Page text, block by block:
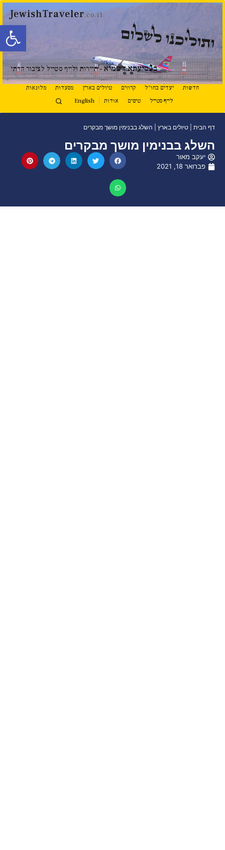
פתח
JewishTraveler.co.il
ותוליכנו לשלום
בנסיעתא דשמיא- תיירות ולייף סטייל לציבור הדתי
חדשות יעדים בחו"ל קרוזים טיולים בארץ מסעדות
מלונאות
לייף סטייל
טיפים אודות English
דף הבית טיולים בארץ השלג בבנימין מושך מבקרים
השלג בבנימין מושך מבקרים
יעקב מאור
פברואר 18, 2021